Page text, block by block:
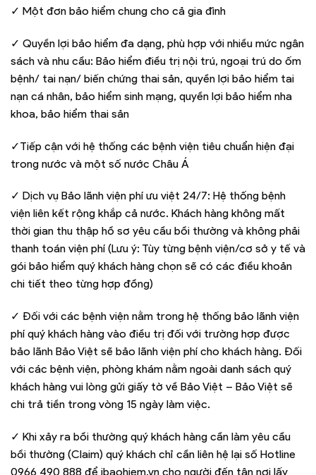
✓ Một đơn bảo hiểm chung cho cả gia đình
✓ Quyền lợi bảo hiểm đa dạng, phù hợp với nhiều mức ngân
sách và nhu cầu: Bảo hiểm điều trị nội trú, ngoại trú do ốm
bệnh/ tai nạn/ biến chứng thai sản, quyền lợi bảo hiểm tai
nạn cá nhân, bảo hiểm sinh mạng, quyền lợi bảo hiểm nha
khoa, bảo hiểm thai sản
✓Tiếp cận với hệ thống các bệnh viện tiêu chuẩn hiện đại
trong nước và một số nước Châu Á
✓ Dịch vụ Bảo lãnh viện phí ưu việt 24/7: Hệ thống bệnh
viện liên kết rộng khắp cả nước. Khách hàng không mất
thời gian thu thập hồ sơ yêu cầu bồi thường và không phải
thanh toán viện phí (Lưu ý: Tùy từng bệnh viện/cơ sở y tế và
gói bảo hiểm quý khách hàng chọn sẽ có các điều khoản
chi tiết theo từng hợp đồng)
✓ Đối với các bệnh viện nằm trong hệ thống bảo lãnh viện
phí quý khách hàng vào điều trị đối với trường hợp được
bảo lãnh Bảo Việt sẽ bảo lãnh viện phí cho khách hàng. Đối
với các bệnh viện, phòng khám nằm ngoài danh sách quý
khách hàng vui lòng gửi giấy tờ về Bảo Việt – Bảo Việt sẽ
chi trả tiền trong vòng 15 ngày làm việc.
✓ Khi xảy ra bồi thường quý khách hàng cần làm yêu cầu
bồi thường (Claim) quý khách chỉ cần liên hệ lại số Hotline
0966 490 888 để ibaohiem.vn cho người đến tận nơi lấy